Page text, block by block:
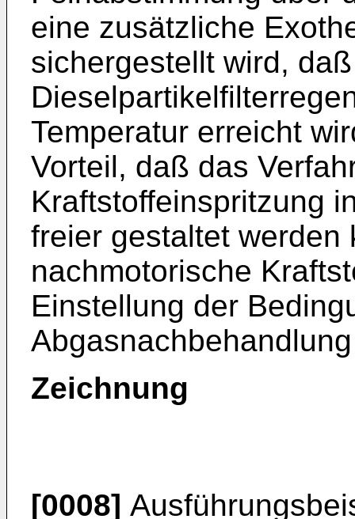
eine zusätzliche
sichergestellt wird,
Temperatur erreicht
Vorteil, daß das
Kraftstoffeinspritzung
freier gestaltet werden
nachmotorische
Einstellung der
Zeichnung
[0008]